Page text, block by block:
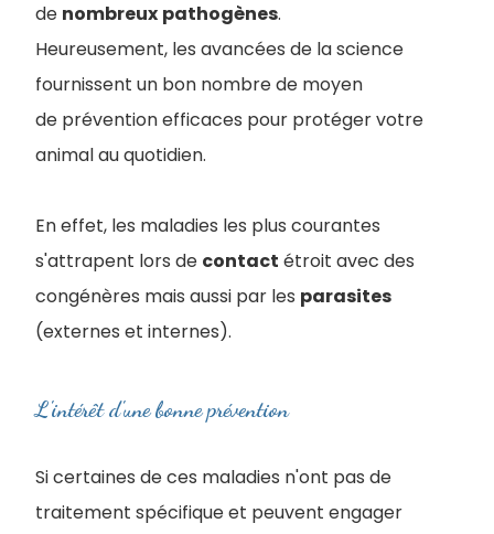
de nombreux pathogènes.
Heureusement, les avancées de la science
fournissent un bon nombre de moyen
de prévention efficaces pour protéger votre
animal au quotidien.
En effet, les maladies les plus courantes
s'attrapent lors de contact étroit avec des
congénères mais aussi par les parasites
(externes et internes).
L'intérêt d'une bonne prévention
Si certaines de ces maladies n'ont pas de
traitement spécifique et peuvent engager